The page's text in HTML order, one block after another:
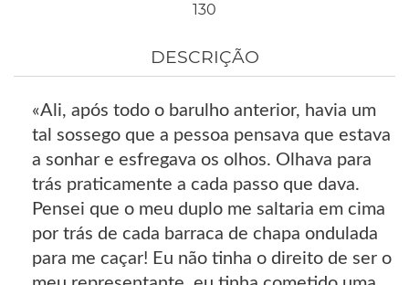
130
DESCRIÇÃO
«Ali, após todo o barulho anterior, havia um
tal sossego que a pessoa pensava que estava
a sonhar e esfregava os olhos. Olhava para
trás praticamente a cada passo que dava.
Pensei que o meu duplo me saltaria em cima
por trás de cada barraca de chapa ondulada
para me caçar! Eu não tinha o direito de ser o